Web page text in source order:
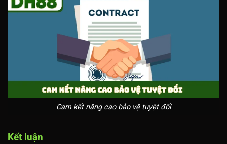
Cam kết nâng cao bảo vệ tuyệt đối
Kết luận